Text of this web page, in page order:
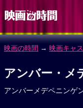
映画の時間 → 映画キャ
アンバー・メ
アンバーメデペニンゲ